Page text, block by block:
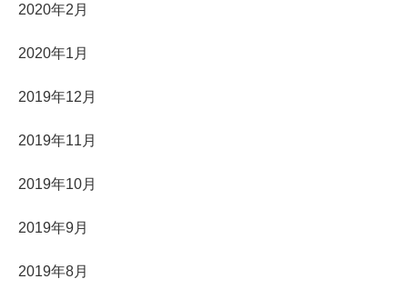
2020年2月
2020年1月
2019年12月
2019年11月
2019年10月
2019年9月
2019年8月